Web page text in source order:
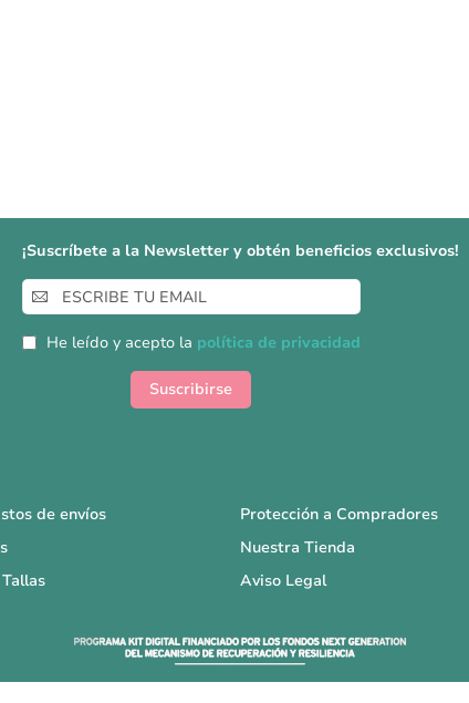
¡Suscríbete a la Newsletter y obtén beneficios exclusivos!
Inscríbase
a
nuestro
boletín
He leído y acepto la política de privacidad
Suscribirse
de envíos
Protección a Compradores
Nuestra Tienda
Aviso Legal